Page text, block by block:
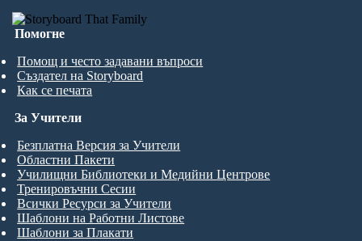
Помогне
Помощ и често задавани въпроси
Създател на Storyboard
Как се печата
За Учители
Безплатна Версия за Учители
Областни Пакети
Училищни Библиотеки и Медийни Центрове
Тренировъчни Сесии
Всички Ресурси за Учители
Шаблони на Работни Листове
Шаблони за Плакати